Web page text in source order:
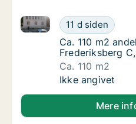
Ca. 110 m2
11 d siden
Ca. 110 m2 andelsbolig
Ca. 110 m2
Ca. 110 m2
Frederiksberg
Ca. 110 m2
Ca. 110 m2
Ikke angivet
Mere